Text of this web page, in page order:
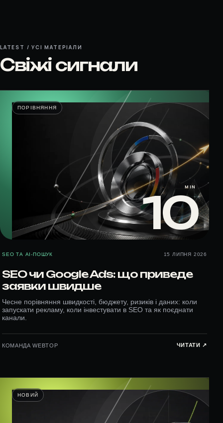
LATEST / УСІ МАТЕРІАЛИ
Свіжі сигнали
ПОРІВНЯННЯ
10
MIN
SEO ТА AI-ПОШУК 15 ЛИПНЯ 2026
SEO чи Google Ads: що приведе
заявки швидше
Чесне порівняння швидкості, бюджету, ризиків і даних: коли
запускати рекламу, коли інвестувати в SEO та як поєднати
канали.
КОМАНДА WEBTOP ЧИТАТИ ↗︎
НОВИЙ